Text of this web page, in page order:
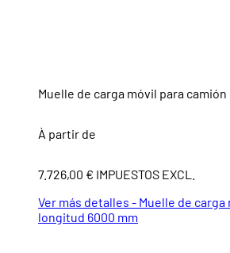
Muelle de carga móvil para
À partir de
7.726,00 € IMPUESTOS EXCL.
Ver más detalles - Muelle de carga
longitud 6000 mm